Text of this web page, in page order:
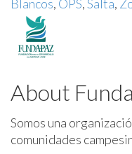
Blancos, OPS,Salta,
About
Somos una
comunidades